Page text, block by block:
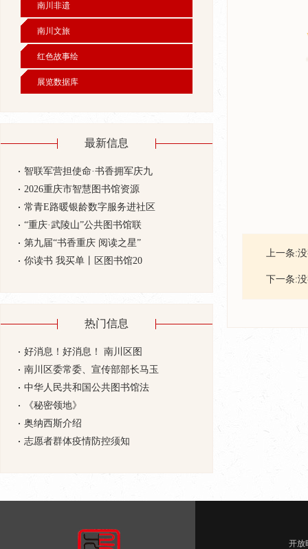
南川非遗
南川文旅
红色故事绘
展览数据库
最新信息
智联军营担使命·书香拥军庆九
2026重庆市智慧图书馆资源
常青E路暖银龄数字服务进社区
“重庆·武陵山”公共图书馆联
第九届“书香重庆 阅读之星”
你读书 我买单丨区图书馆20
热门信息
好消息！好消息！ 南川区图
南川区委常委、宣传部部长马玉
中华人民共和国公共图书馆法
《秘密领地》
奥纳西斯介绍
志愿者群体疫情防控须知
上一条:
下一条:
开放